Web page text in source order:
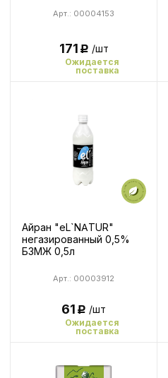
Арт.: 00004153
171Р /шт
Ожидается
поставка
Айран "eL`NATUR"
негазированный 0,5%
БЗМЖ 0,5л
Арт.: 00003912
61Р /шт
Ожидается
поставка